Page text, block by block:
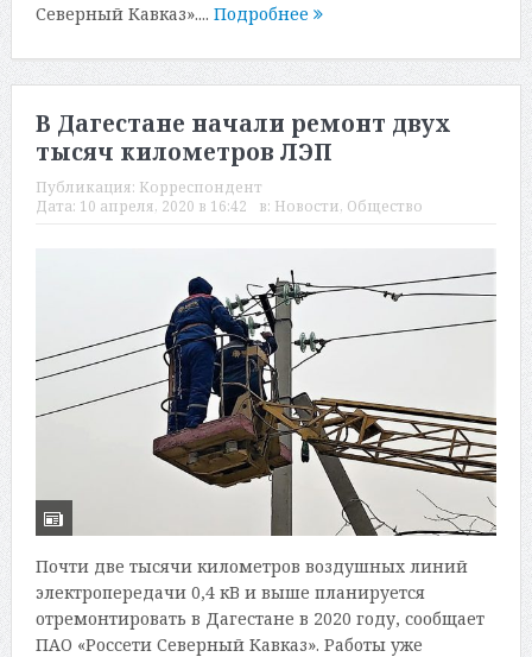
Северный Кавказ».... Подробнее
В Дагестане начали ремонт двух
тысяч километров ЛЭП
Публикация: Корреспондент
Дата: 10 апреля, 2020 в 16:42 в: Новости, Общество
Почти две тысячи километров воздушных линий
электропередачи 0,4 кВ и выше планируется
отремонтировать в Дагестане в 2020 году, сообщает
ПАО «Россети Северный Кавказ». Работы уже